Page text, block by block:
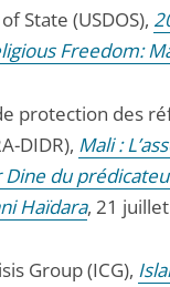
State (USDOS),
Freedom:
protection des
DIDR), Mali :
Dine du
Haïdara, 21
Group (ICG),